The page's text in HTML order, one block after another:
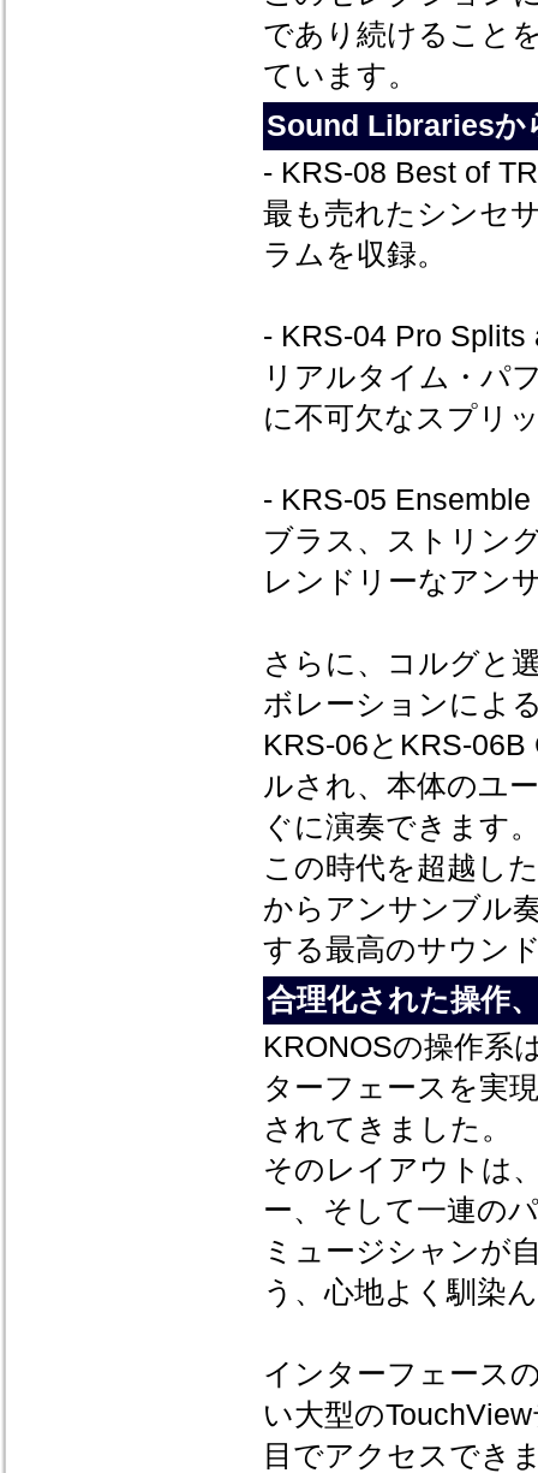
であり続けること
ています。
Sound Librariesか
- KRS-08 Best of
最も売れたシンセ
ラムを収録。
- KRS-04 Pro Splits
リアルタイム・パ
に不可欠なスプリ
- KRS-05
ブラス、ストリン
レンドリーなアン
さらに、コルグと
ボレーションによ
KRS-06とKRS-
ルされ、本体のユ
ぐに演奏できます
この時代を超越し
からアンサンブル
する最高のサウン
合理化された操作
KRONOSの操作系
ターフェースを実
されてきました。
そのレイアウトは
ー、そして一連の
ミュージシャンが
う、心地よく馴染
インターフェース
い大型の
目でアクセスでき